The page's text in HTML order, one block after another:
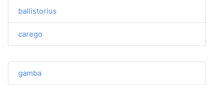
ballistorius
carego
gamba